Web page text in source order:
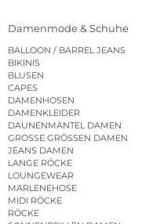
Damenmode & Schuhe
BALLOON / BARREL JEANS
BIKINIS
BLUSEN
CAPES
DAMENHOSEN
DAMENKLEIDER
DAUNENMÄNTEL DAMEN
GROSSE GRÖSSEN DAMEN
JEANS DAMEN
LANGE RÖCKE
LOUNGEWEAR
MARLENEHOSE
MIDI RÖCKE
RÖCKE